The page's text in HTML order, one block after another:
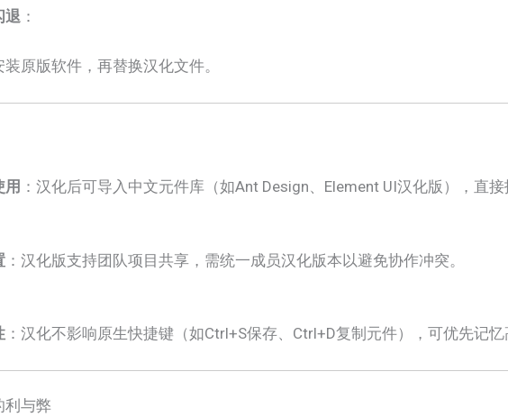
退​ ​：
原版软件，再替换汉化文件。
用​ ：汉化后可导入中文元件库（如Ant Design、Element UI汉化版），直
​：汉化版支持团队项目共享，需统一成员汉化版本以避免协作冲突。
：汉化不影响原生快捷键（如Ctrl+S保存、Ctrl+D复制元件），可优先记
利与弊